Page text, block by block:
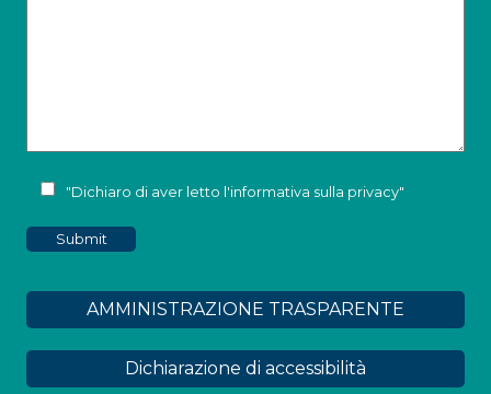
"Dichiaro di aver letto l'informativa sulla privacy"
AMMINISTRAZIONE TRASPARENTE
Dichiarazione di accessibilità